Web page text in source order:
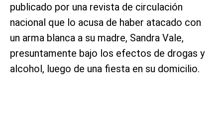
publicado por una revista de circulación
nacional que lo acusa de haber atacado con
un arma blanca a su madre, Sandra Vale,
presuntamente bajo los efectos de drogas y
alcohol, luego de una fiesta en su domicilio.